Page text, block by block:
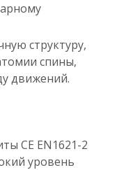
структуру,
спины,
движений.
CE EN1621-2
уровень